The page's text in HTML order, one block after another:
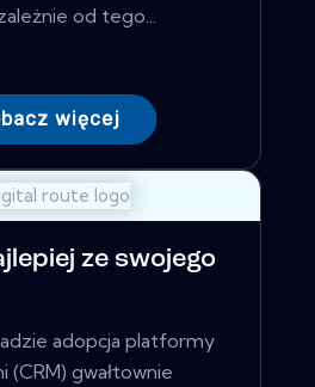
od tego...
więcej
ze swojego
adopcja platformy
(CRM) gwałtownie